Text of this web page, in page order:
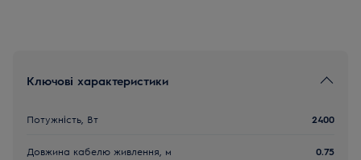
Ключові характеристики
Потужність, Вт 2400
Довжина кабелю живлення, м 0.75